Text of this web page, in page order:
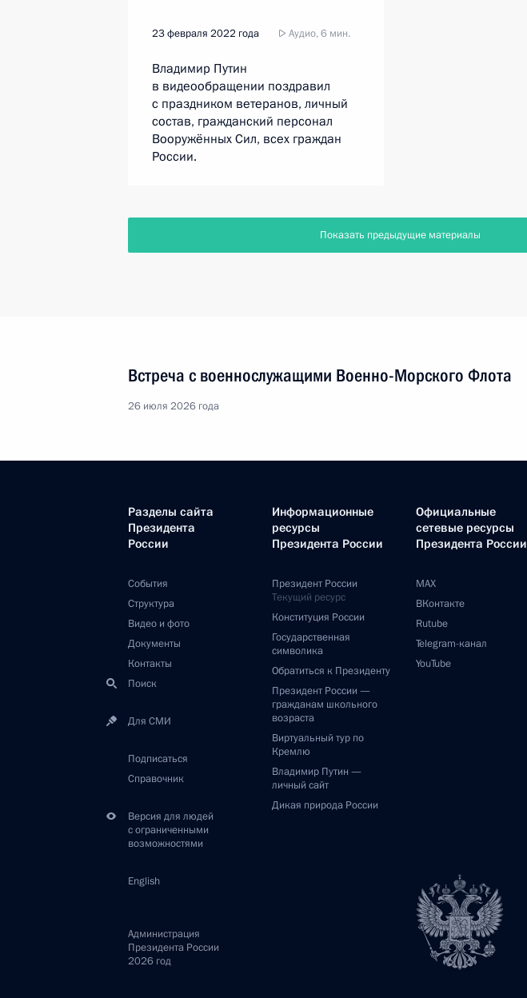
23 февраля 2022 года Аудио, 6 мин.
Владимир Путин
в видеообращении поздравил
с праздником ветеранов, личный
состав, гражданский персонал
Вооружённых Сил, всех граждан
России.
Показать предыдущие материалы
Встреча с военнослужащими Военно-Морского Флота
26 июля 2026 года
Разделы сайта
Президента
России
События
Структура
Видео и фото
Документы
Контакты
Поиск
Для СМИ
Подписаться
Справочник
Версия для людей
с ограниченными
возможностями
English
Информационные
ресурсы
Президента России
Президент России
Текущий ресурс
Конституция России
Государственная
символика
Обратиться к Президенту
Президент России —
гражданам школьного
возраста
Виртуальный тур по
Кремлю
Владимир Путин —
личный сайт
Дикая природа России
Официальные
сетевые ресурсы
Президента России
MAX
ВКонтакте
Rutube
Telegram-канал
YouTube
Администрация
Президента России
2026 год